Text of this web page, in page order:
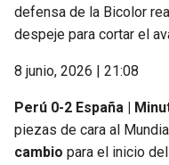
defensa de la Bicolor
despeje para cortar el
8 junio, 2026 | 21:08
Perú 0-2 España |
piezas de cara al
cambio para el inicio